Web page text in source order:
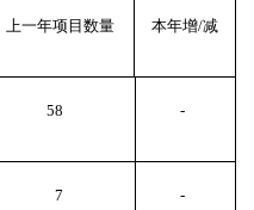
上一年项目数量 本年增/减
58 -
7 -